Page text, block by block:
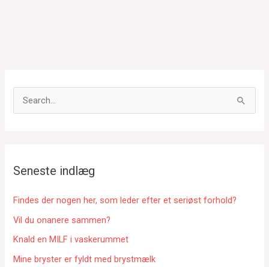
ø
f
e
r
:
Seneste indlæg
Findes der nogen her, som leder efter et seriøst forhold?
Vil du onanere sammen?
Knald en MILF i vaskerummet
Mine bryster er fyldt med brystmælk